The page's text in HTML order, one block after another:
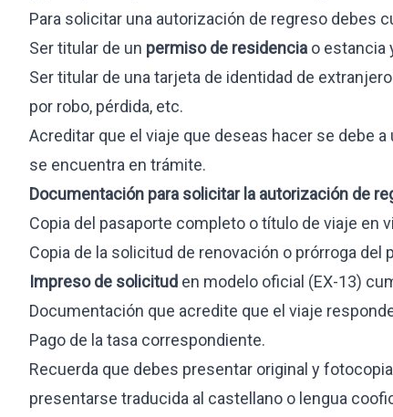
Visa búsqueda de empleo
Residencia larga duración
INMOBILIARIO
Compraventa
Herencias y activos
Urbanismo
Para solicitar una autorización de regreso debes
Ser titular de un permiso de residencia o estancia
Ser titular de una tarjeta de identidad de
por robo, pérdida, etc.
Acreditar que el viaje que deseas hacer se debe
se encuentra en trámite.
Documentación para solicitar la autorización de
Copia del pasaporte completo o título de viaje en
Copia de la solicitud de renovación o prórroga
Impreso de solicitud en modelo oficial (EX-13)
Documentación que acredite que el viaje
Pago de la tasa correspondiente.
Recuerda que debes presentar original y
presentarse traducida al castellano o lengua